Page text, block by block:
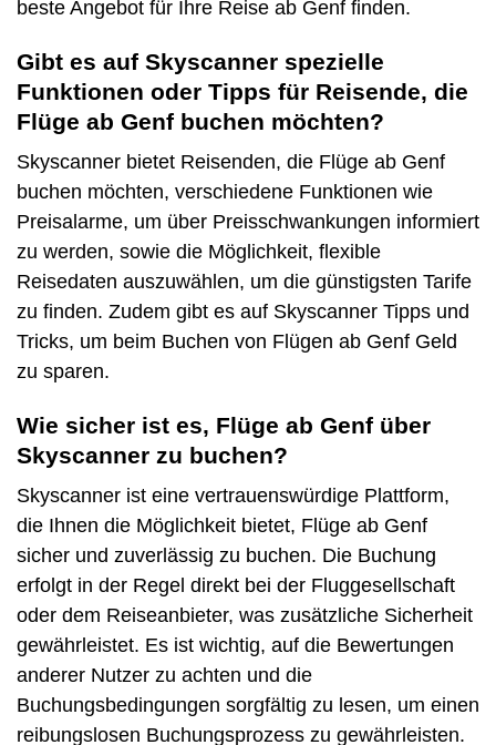
beste Angebot für Ihre Reise ab Genf finden.
Gibt es auf Skyscanner spezielle
Funktionen oder Tipps für Reisende, die
Flüge ab Genf buchen möchten?
Skyscanner bietet Reisenden, die Flüge ab Genf
buchen möchten, verschiedene Funktionen wie
Preisalarme, um über Preisschwankungen informiert
zu werden, sowie die Möglichkeit, flexible
Reisedaten auszuwählen, um die günstigsten Tarife
zu finden. Zudem gibt es auf Skyscanner Tipps und
Tricks, um beim Buchen von Flügen ab Genf Geld
zu sparen.
Wie sicher ist es, Flüge ab Genf über
Skyscanner zu buchen?
Skyscanner ist eine vertrauenswürdige Plattform,
die Ihnen die Möglichkeit bietet, Flüge ab Genf
sicher und zuverlässig zu buchen. Die Buchung
erfolgt in der Regel direkt bei der Fluggesellschaft
oder dem Reiseanbieter, was zusätzliche Sicherheit
gewährleistet. Es ist wichtig, auf die Bewertungen
anderer Nutzer zu achten und die
Buchungsbedingungen sorgfältig zu lesen, um einen
reibungslosen Buchungsprozess zu gewährleisten.